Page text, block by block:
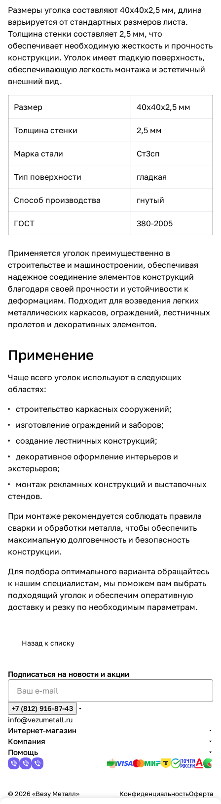
Размеры уголка составляют 40х40х2,5 мм, длина
варьируется от стандартных размеров листа.
Толщина стенки составляет 2,5 мм, что
обеспечивает необходимую жесткость и прочность
конструкции. Уголок имеет гладкую поверхность,
обеспечивающую легкость монтажа и эстетичный
внешний вид.
Размер 40x40x2,5 мм
Толщина стенки 2,5 мм
Марка стали Ст3сп
Тип поверхности гладкая
Способ производства гнутый
ГОСТ 380-2005
Применяется уголок преимущественно в
строительстве и машиностроении, обеспечивая
надежное соединение элементов конструкций
благодаря своей прочности и устойчивости к
деформациям. Подходит для возведения легких
металлических каркасов, ограждений, лестничных
пролетов и декоративных элементов.
Применение
Чаще всего уголок используют в следующих
областях:
строительство каркасных сооружений;
изготовление ограждений и заборов;
создание лестничных конструкций;
декоративное оформление интерьеров и
экстерьеров;
монтаж рекламных конструкций и выставочных
стендов.
При монтаже рекомендуется соблюдать правила
сварки и обработки металла, чтобы обеспечить
максимальную долговечность и безопасность
конструкции.
Для подбора оптимального варианта обращайтесь
к нашим специалистам, мы поможем вам выбрать
подходящий уголок и обеспечим оперативную
доставку и резку по необходимым параметрам.
Назад к списку
Подписаться на новости и акции
+7 (812) 916-87-43
info@vezumetall.ru
Интернет-магазин
Компания
Помощь
© 2026 «Везу Металл» КонфиденциальностьОферта